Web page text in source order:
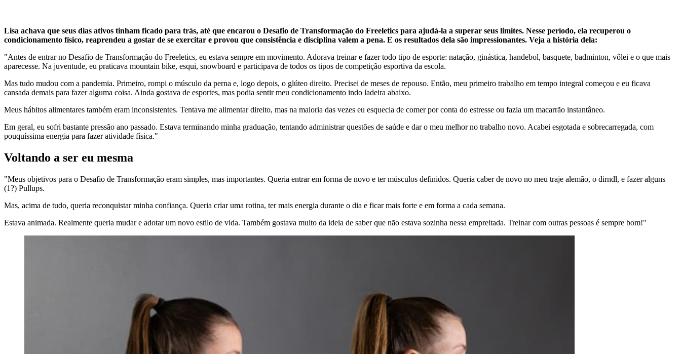
Lisa achava que seus dias ativos tinham ficado para trás, até que encarou o Desafio de Transformação do Freeletics para ajudá-la a superar seus limites. Nesse período, ela recuperou o
condicionamento físico, reaprendeu a gostar de se exercitar e provou que consistência e disciplina valem a pena. E os resultados dela são impressionantes. Veja a história dela:
"Antes de entrar no Desafio de Transformação do Freeletics, eu estava sempre em movimento. Adorava treinar e fazer todo tipo de esporte: natação, ginástica, handebol, basquete, badminton, vôlei e o que mais
aparecesse. Na juventude, eu praticava mountain bike, esqui, snowboard e participava de todos os tipos de competição esportiva da escola.
Mas tudo mudou com a pandemia. Primeiro, rompi o músculo da perna e, logo depois, o glúteo direito. Precisei de meses de repouso. Então, meu primeiro trabalho em tempo integral começou e eu ficava
cansada demais para fazer alguma coisa. Ainda gostava de esportes, mas podia sentir meu condicionamento indo ladeira abaixo.
Meus hábitos alimentares também eram inconsistentes. Tentava me alimentar direito, mas na maioria das vezes eu esquecia de comer por conta do estresse ou fazia um macarrão instantâneo.
Em geral, eu sofri bastante pressão ano passado. Estava terminando minha graduação, tentando administrar questões de saúde e dar o meu melhor no trabalho novo. Acabei esgotada e sobrecarregada, com
pouquíssima energia para fazer atividade física."
Voltando a ser eu mesma
"Meus objetivos para o Desafio de Transformação eram simples, mas importantes. Queria entrar em forma de novo e ter músculos definidos. Queria caber de novo no meu traje alemão, o dirndl, e fazer alguns
(1?) Pullups.
Mas, acima de tudo, queria reconquistar minha confiança. Queria criar uma rotina, ter mais energia durante o dia e ficar mais forte e em forma a cada semana.
Estava animada. Realmente queria mudar e adotar um novo estilo de vida. Também gostava muito da ideia de saber que não estava sozinha nessa empreitada. Treinar com outras pessoas é sempre bom!"